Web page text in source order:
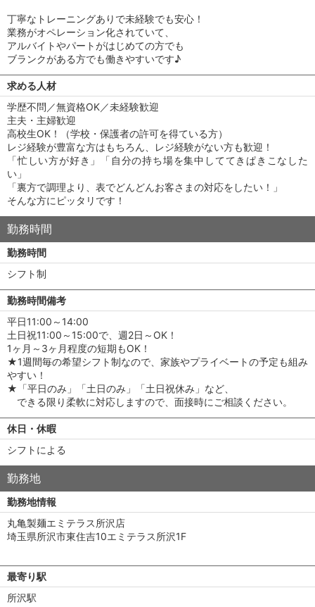
丁寧なトレーニングありで未経験でも安心！
業務がオペレーション化されていて、
アルバイトやパートがはじめての方でも
ブランクがある方でも働きやすいです♪
求める人材
学歴不問／無資格OK／未経験歓迎
主夫・主婦歓迎
高校生OK！（学校・保護者の許可を得ている方）
レジ経験が豊富な方はもちろん、レジ経験がない方も歓迎！
「忙しい方が好き」「自分の持ち場を集中しててきぱきこなした
い」
「裏方で調理より、表でどんどんお客さまの対応をしたい！」
そんな方にピッタリです！
勤務時間
勤務時間
シフト制
勤務時間備考
平日11:00～14:00
土日祝11:00～15:00で、週2日～OK！
1ヶ月～3ヶ月程度の短期もOK！
★1週間毎の希望シフト制なので、家族やプライベートの予定も組み
やすい！
★「平日のみ」「土日のみ」「土日祝休み」など、
できる限り柔軟に対応しますので、面接時にご相談ください。
休日・休暇
シフトによる
勤務地
勤務地情報
丸亀製麺エミテラス所沢店
埼玉県所沢市東住吉10エミテラス所沢1F
最寄り駅
所沢駅